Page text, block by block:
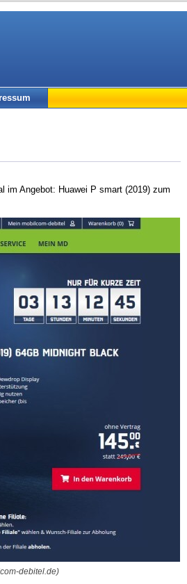
im Angebot: Huawei P smart (2019) zum
debitel.de)